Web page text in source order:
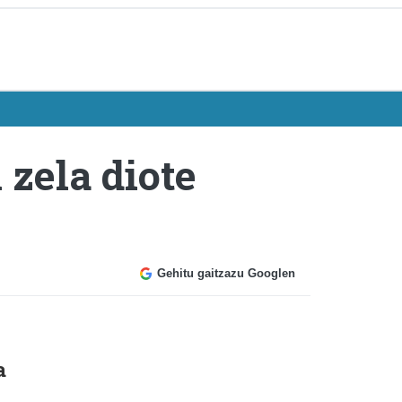
diote
Gehitu gaitzazu Googlen